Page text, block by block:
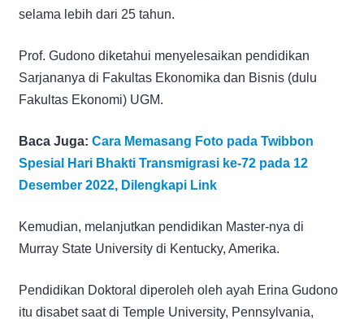
selama lebih dari 25 tahun.
Prof. Gudono diketahui menyelesaikan pendidikan
Sarjananya di Fakultas Ekonomika dan Bisnis (dulu
Fakultas Ekonomi) UGM.
Baca Juga: Cara Memasang Foto pada Twibbon
Spesial Hari Bhakti Transmigrasi ke-72 pada 12
Desember 2022, Dilengkapi Link
Kemudian, melanjutkan pendidikan Master-nya di
Murray State University di Kentucky, Amerika.
Pendidikan Doktoral diperoleh oleh ayah Erina Gudono
itu disabet saat di Temple University, Pennsylvania,